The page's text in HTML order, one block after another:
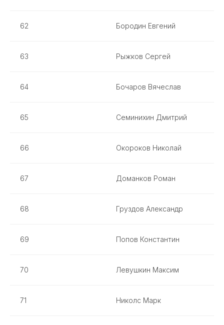
62 Бородин Евгений
63 Рыжков Сергей
64 Бочаров Вячеслав
65 Семинихин Дмитрий
66 Окороков Николай
67 Доманков Роман
68 Груздов Александр
69 Попов Константин
70 Левушкин Максим
71 Николс Марк